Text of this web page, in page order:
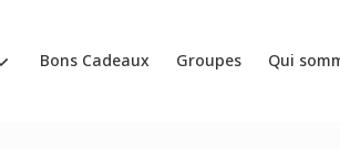
Bons Cadeaux Groupes Qui